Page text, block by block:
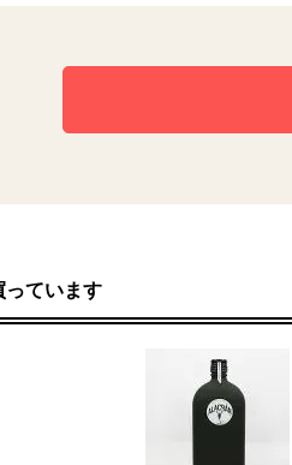
っています